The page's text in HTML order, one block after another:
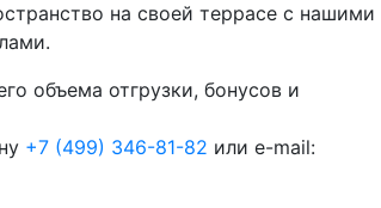
на своей террасе с нашими
объема отгрузки, бонусов и
+7 (499) 346-81-82 или e-mail: